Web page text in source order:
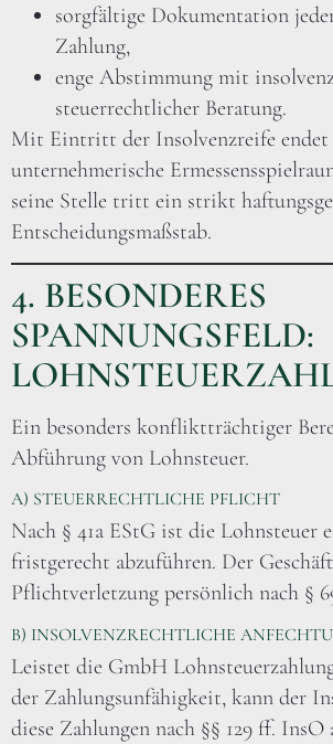
sorgfältige Dokumentation
Zahlung,
enge Abstimmung mit
steuerrechtlicher Beratung.
Mit Eintritt der Insolvenzreife endet
unternehmerische
seine Stelle tritt ein strikt
Entscheidungsmaßstab.
4. BESONDERES
SPANNUNGSFELD:
Ein besonders konfliktträchtiger
Abführung von Lohnsteuer.
A) STEUERRECHTLICHE PFLICHT
Nach § 41a EStG ist die Lohnsteuer
fristgerecht abzuführen. Der
Pflichtverletzung persönlich nach §
B) INSOLVENZRECHTLICHE
Leistet die GmbH
der Zahlungsunfähigkeit, kann der
diese Zahlungen nach §§ 129 ff. InsO